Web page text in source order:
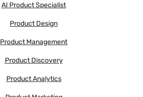
AI Product Specialist
Product Design
Product Management
Product Discovery
Product Analytics